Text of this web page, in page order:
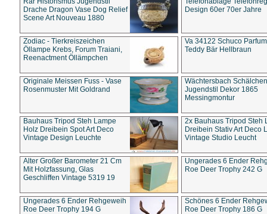
Drache Dragon Vase Dog Relief
Scene Art Nouveau 1880
Design 60er 70er Jahre
Zodiac - Tierkreiszeichen
Öllampe Krebs, Forum Traiani,
Reenactment Öllämpchen
Va 34122 Schuco
Teddy Bär Hellbraun
Originale Meissen Fuss - Vase
Rosenmuster Mit Goldrand
Wächtersbach Schälchen
Jugendstil Dekor 1865
Messingmontur
Bauhaus Tripod Steh Lampe
Holz Dreibein Spot Art Deco
Vintage Design Leuchte
2x Bauhaus Tripod Steh
Dreibein Stativ Art Deco
Vintage Studio Leucht
Alter Großer Barometer 21 Cm
Mit Holzfassung, Glas
Geschliffen Vintage 5319 19
Ungerades 6 Ender
Roe Deer Trophy 242 G
Ungerades 6 Ender Rehgeweih
Roe Deer Trophy 194 G
Schönes 6 Ender
Roe Deer Trophy 186 G